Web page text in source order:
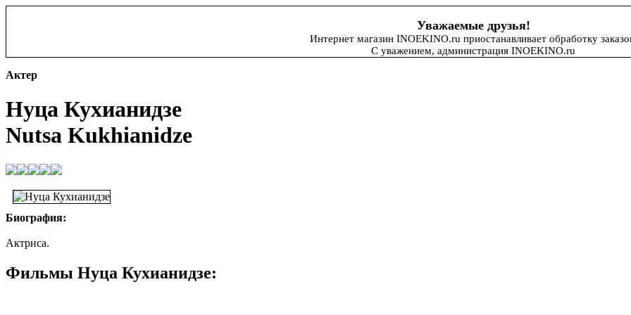
Уважаемые друзья!
Интернет магазин INOEKINO.ru приостанавливает обработку
С уважением, администрация INOEKINO.ru
Актер
Нуца Кухианидзе
Nutsa Kukhianidze
Биография:
Актриса.
Фильмы Нуца Кухианидзе: